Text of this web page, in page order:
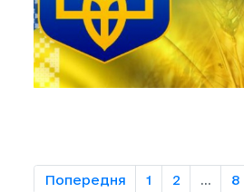
Попередня 1 2 ... 8